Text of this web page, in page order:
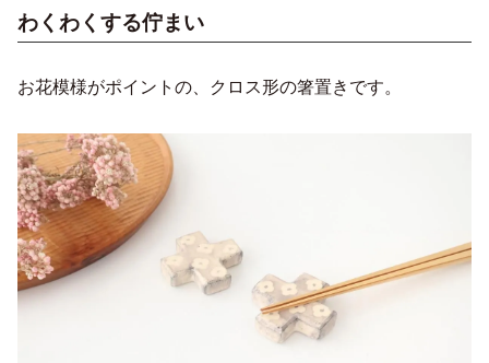
わくわくする佇まい
お花模様がポイントの、クロス形の箸置きです。